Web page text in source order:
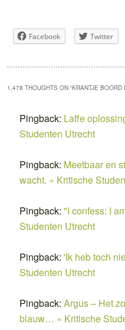
Facebook Twitter
1,478 THOUGHTS ON “KRANTJE BOORD
Pingback: Laffe
Studenten Utrecht
Pingback: Meetbaar en
wacht. « Kritische
Pingback:"I confess: I
Studenten Utrecht
Pingback:'Ik heb toch
Studenten Utrecht
Pingback:Argus – Het
blauw… « Kritische